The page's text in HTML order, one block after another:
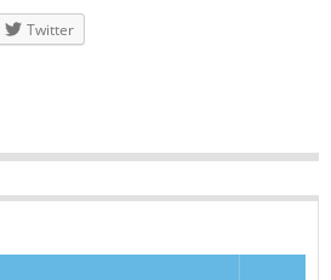
Twitter